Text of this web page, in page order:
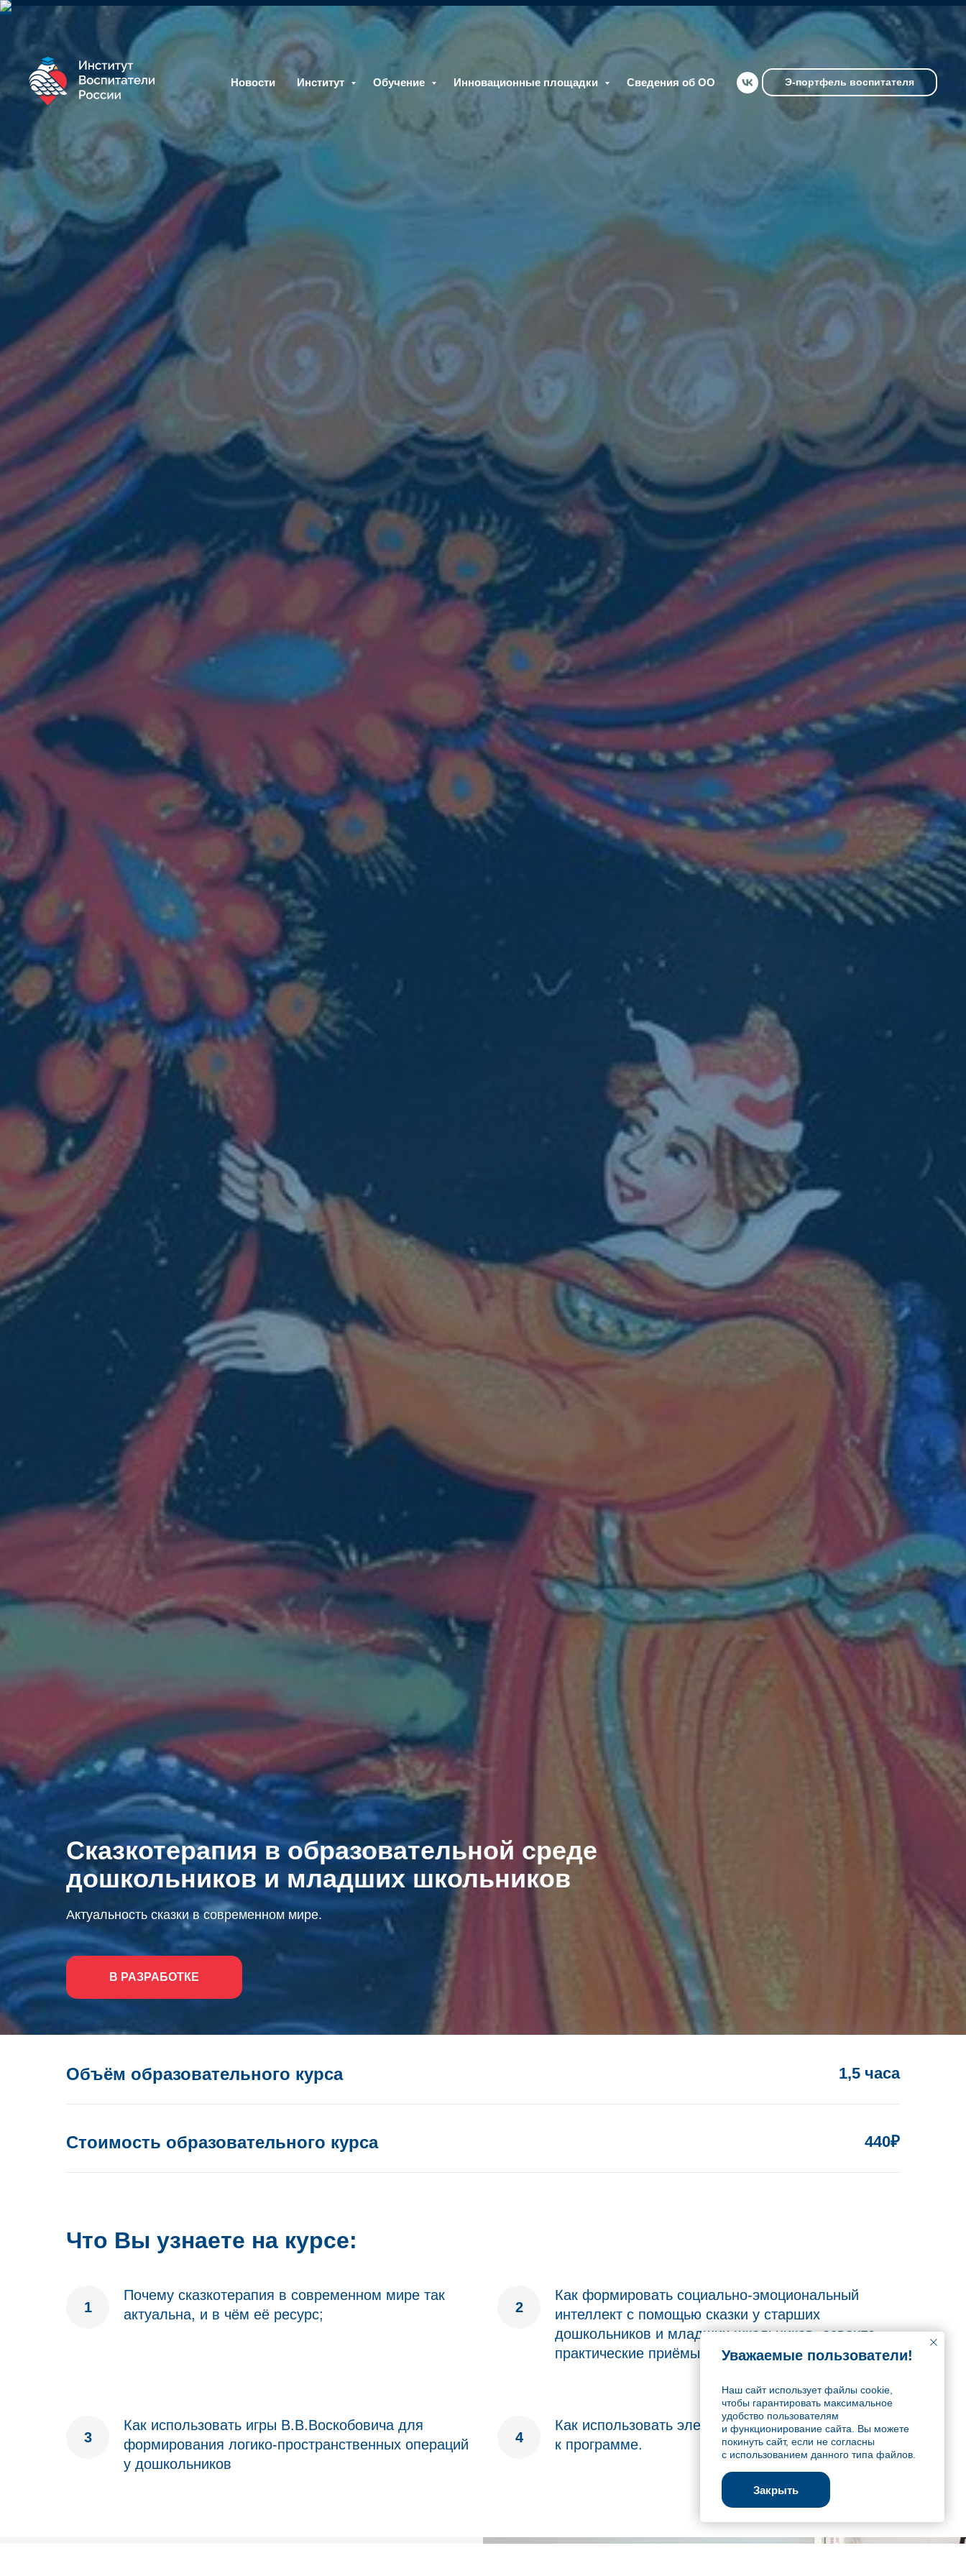
Новости Институт Обучение Инновационные площадки Сведения об ОО Э-портфель воспитателя
Сказкотерапия в образовательной среде
дошкольников и младших школьников
Актуальность сказки в современном мире.
В РАЗРАБОТКЕ
Объём образовательного курса 1,5 часа
Стоимость образовательного курса 440₽
Что Вы узнаете на курсе:
Почему сказкотерапия в современном мире так
актуальна, и в чём её ресурс;
Как формировать социально-эмоциональный
интеллект с помощью сказки у старших
дошкольников и младших школьников, освоите
практические приёмы;
Как использовать игры В.В.Воскобовича для
формирования логико-пространственных операций
у дошкольников
Как использовать электронное приложение
к программе.
Уважаемые пользователи!
Наш сайт использует файлы cookie,
чтобы гарантировать максимальное
удобство пользователям
и функционирование сайта. Вы можете
покинуть сайт, если не согласны
с использованием данного типа файлов.
Закрыть